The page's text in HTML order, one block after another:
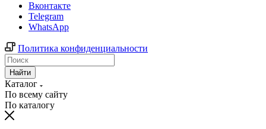
Вконтакте
Telegram
WhatsApp
Политика конфиденциальности
Найти
Каталог
По всему сайту
По каталогу